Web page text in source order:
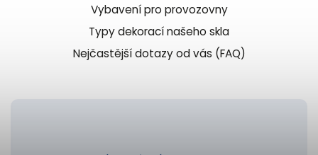
Vybavení pro provozovny
Typy dekorací našeho skla
Nejčastější dotazy od vás (FAQ)